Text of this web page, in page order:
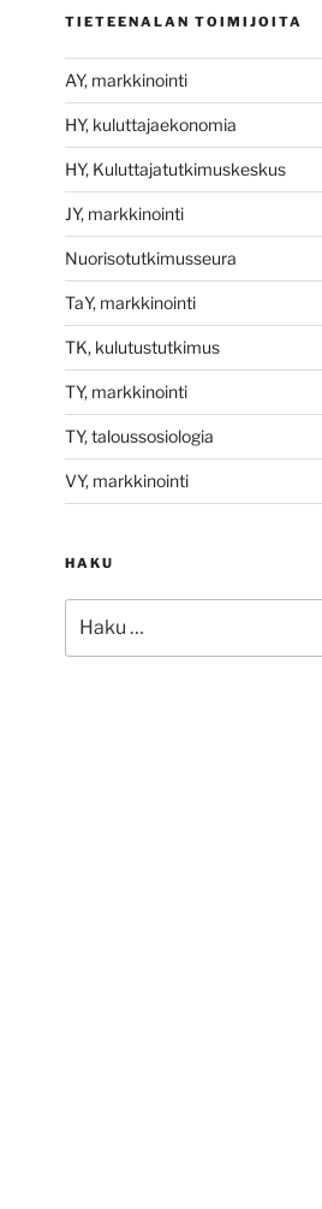
TIETEENALAN TOIMIJOITA
AY, markkinointi
HY, kuluttajaekonomia
HY, Kuluttajatutkimuskeskus
JY, markkinointi
Nuorisotutkimusseura
TaY, markkinointi
TK, kulutustutkimus
TY, markkinointi
TY, taloussosiologia
VY, markkinointi
HAKU